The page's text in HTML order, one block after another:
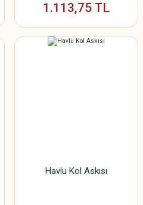
1.113,75 TL
Havlu Kol Askısı